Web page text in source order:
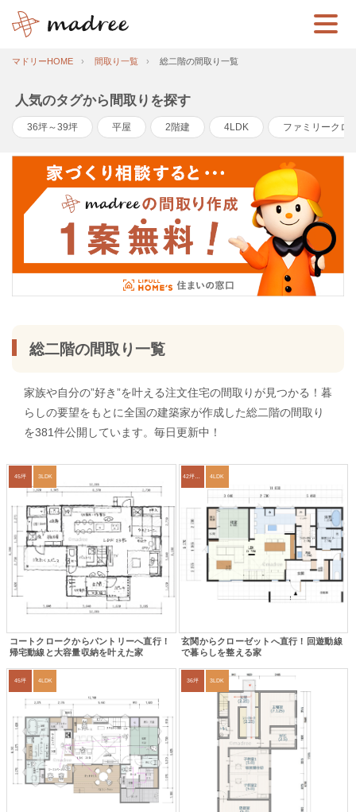
マドリーHOME 間取り一覧 総二階の間取り一覧
人気のタグから間取りを探す
36坪～39坪 平屋 2階建 4LDK ファミリークロ
総二階の間取り一覧
家族や自分の”好き”を叶える注文住宅の間取りが見つかる！暮
らしの要望をもとに全国の建築家が作成した総二階の間取り
を381件公開しています。毎日更新中！
45坪 3LDK
コートクロークからパントリーへ直行！
帰宅動線と大容量収納を叶えた家
42坪～45坪 4LDK
玄関からクローゼットへ直行！回遊動線
で暮らしを整える家
45坪 4LDK 36坪 3LDK